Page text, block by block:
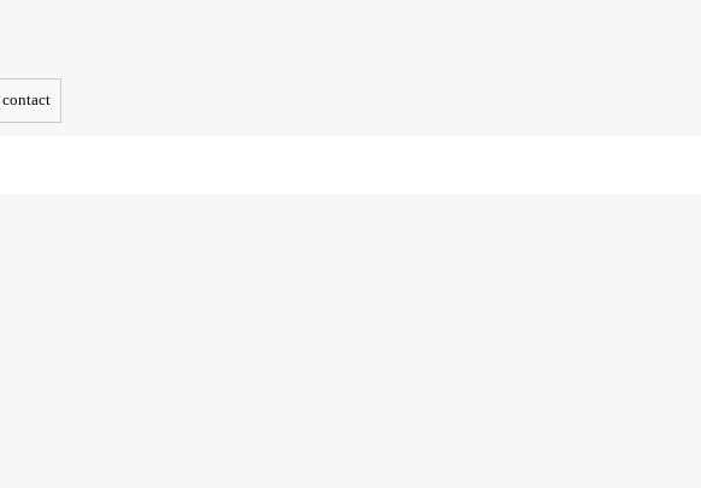
contact